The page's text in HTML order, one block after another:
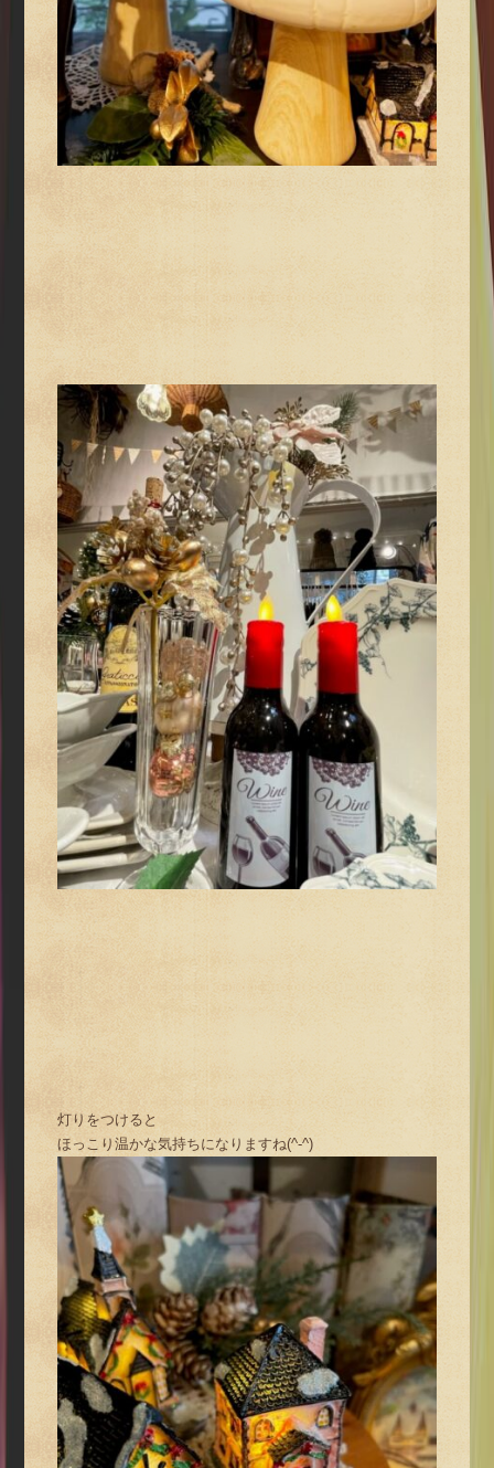
灯りをつけると
ほっこり温かな気持ちになりますね(^-^)